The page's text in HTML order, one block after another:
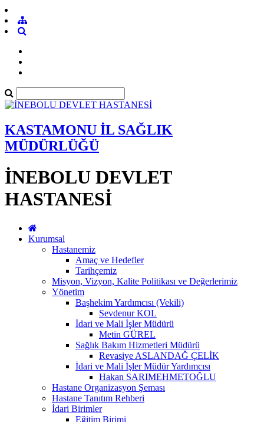
KASTAMONU İL SAĞLIK
MÜDÜRLÜĞÜ
İNEBOLU DEVLET
HASTANESİ
Kurumsal
Hastanemiz
Amaç ve Hedefler
Tarihçemiz
Misyon, Vizyon, Kalite Politikası ve Değerlerimiz
Yönetim
Başhekim Yardımcısı (Vekili)
Sevdenur KOL
İdari ve Mali İşler Müdürü
Metin GÜREL
Sağlık Bakım Hizmetleri Müdürü
Revasiye ASLANDAĞ ÇELİK
İdari ve Mali İşler Müdür Yardımcısı
Hakan SARIMEHMETOĞLU
Hastane Organizasyon Şeması
Hastane Tanıtım Rehberi
İdari Birimler
Eğitim Birimi